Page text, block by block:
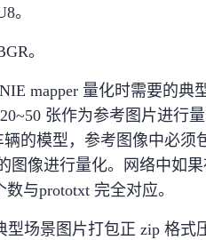
。
。
mapper 量化时需要的
张作为参考图片进行
的模型，参考图像中必须
图像进行量化。网络中如
与prototxt 完全对应。
型场景图片打包正 zip 格式